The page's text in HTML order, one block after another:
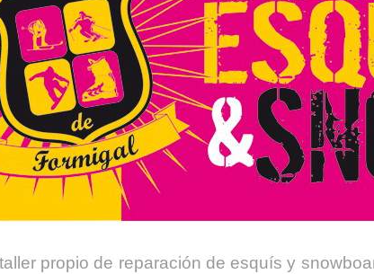
propio de reparación de esquís y